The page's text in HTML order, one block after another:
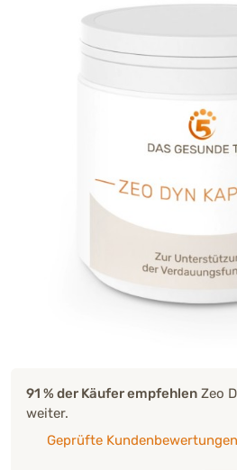
91 % der Käufer empfehlen Zeo
weiter.
Geprüfte Kundenbewertungen